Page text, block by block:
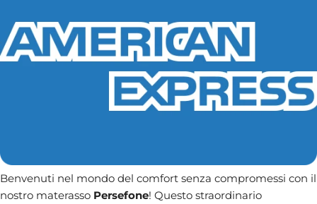
Benvenuti nel mondo del comfort senza compromessi con il
nostro materasso Persefone! Questo straordinario